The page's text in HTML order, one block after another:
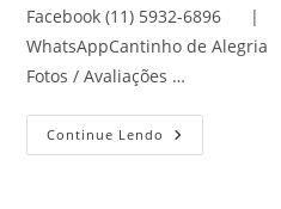
Facebook (11) 5932-6896 |
WhatsAppCantinho de
Fotos / Avaliações …
Continue Lendo Ensino
Fundamental